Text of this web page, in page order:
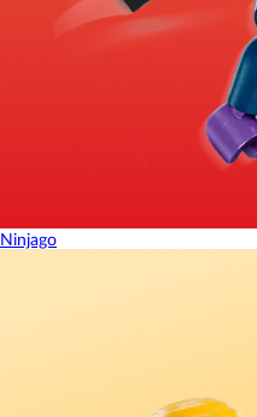
Ninjago